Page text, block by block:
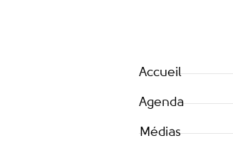
Accueil
Agenda
Médias